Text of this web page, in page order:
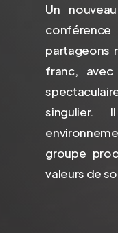
Un
partageons
franc,
singulier.
groupe
valeurs de